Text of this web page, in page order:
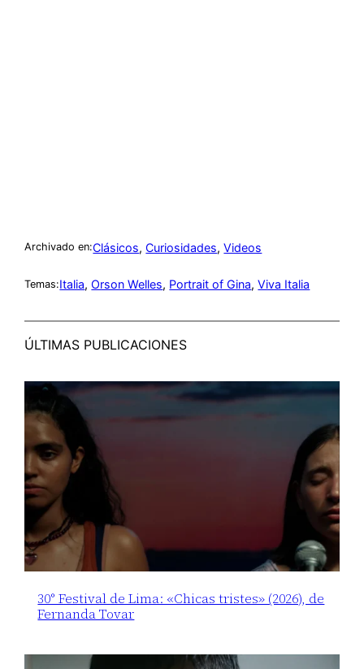
Archivado en:Clásicos, Curiosidades, Videos
Temas:Italia, Orson Welles, Portrait of Gina, Viva Italia
ÚLTIMAS PUBLICACIONES
30° Festival de Lima: «Chicas tristes» (2026), de
Fernanda Tovar